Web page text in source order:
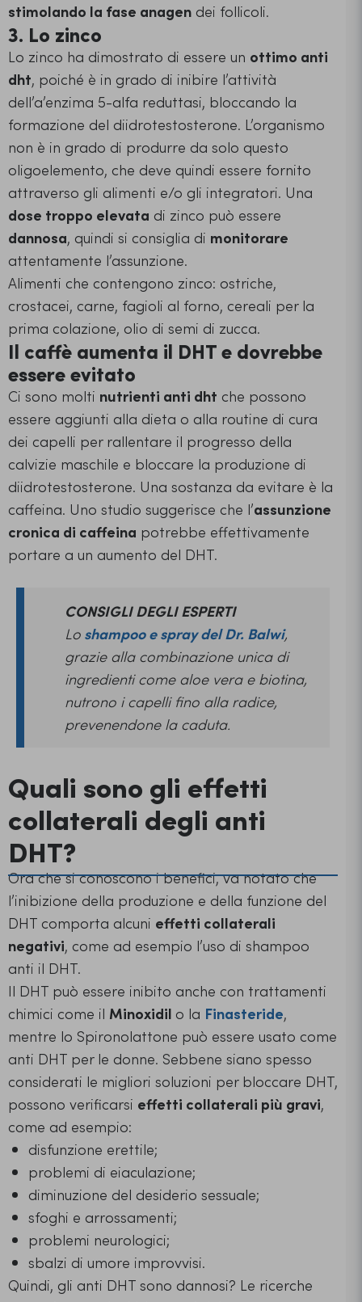
stimolando la fase anagen dei follicoli.
3. Lo zinco
Lo zinco ha dimostrato di essere un ottimo anti
dht, poiché è in grado di inibire l’attività
dell’a’enzima 5-alfa reduttasi, bloccando la
formazione del diidrotestosterone. L’organismo
non è in grado di produrre da solo questo
oligoelemento, che deve quindi essere fornito
attraverso gli alimenti e/o gli integratori. Una
dose troppo elevata di zinco può essere
dannosa, quindi si consiglia di monitorare
attentamente l’assunzione.
Alimenti che contengono zinco: ostriche,
crostacei, carne, fagioli al forno, cereali per la
prima colazione, olio di semi di zucca.
Il caffè aumenta il DHT e dovrebbe
essere evitato
Ci sono molti nutrienti anti dht che possono
essere aggiunti alla dieta o alla routine di cura
dei capelli per rallentare il progresso della
calvizie maschile e bloccare la produzione di
diidrotestosterone. Una sostanza da evitare è la
caffeina. Uno studio suggerisce che l’assunzione
cronica di caffeina potrebbe effettivamente
portare a un aumento del DHT.
CONSIGLI DEGLI ESPERTI
Lo shampoo e spray del Dr. Balwi,
grazie alla combinazione unica di
ingredienti come aloe vera e biotina,
nutrono i capelli fino alla radice,
prevenendone la caduta.
Quali sono gli effetti
collaterali degli anti
DHT?
Ora che si conoscono i benefici, va notato che
l’inibizione della produzione e della funzione del
DHT comporta alcuni effetti collaterali
negativi, come ad esempio l’uso di shampoo
anti il DHT.
Il DHT può essere inibito anche con trattamenti
chimici come il Minoxidil o la Finasteride,
mentre lo Spironolattone può essere usato come
anti DHT per le donne. Sebbene siano spesso
considerati le migliori soluzioni per bloccare DHT,
possono verificarsi effetti collaterali più gravi,
come ad esempio:
disfunzione erettile;
problemi di eiaculazione;
diminuzione del desiderio sessuale;
sfoghi e arrossamenti;
problemi neurologici;
sbalzi di umore improvvisi.
Quindi, gli anti DHT sono dannosi? Le ricerche